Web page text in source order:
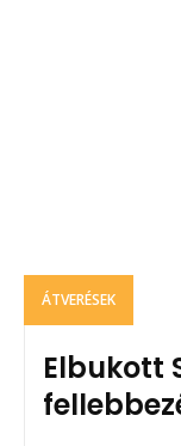
ÁTVERÉSEK
Elbukott